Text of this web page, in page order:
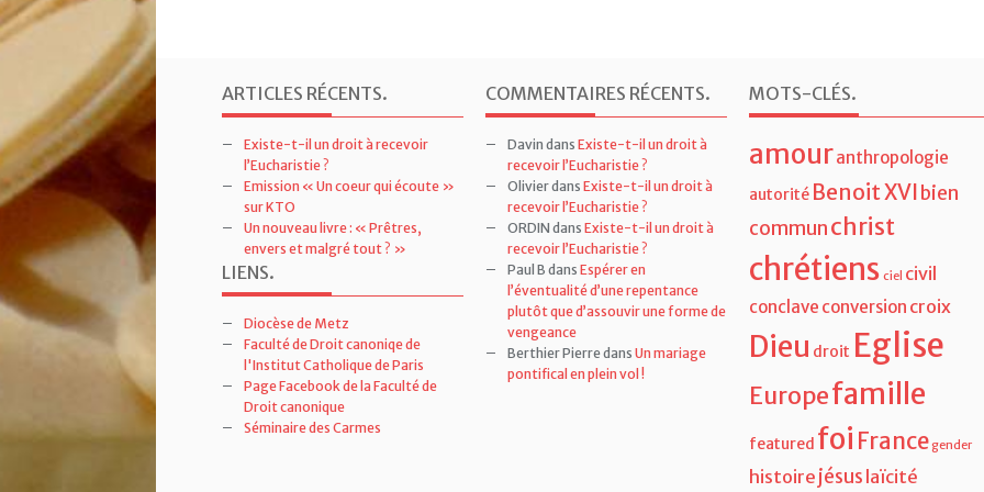
ARTICLES RÉCENTS.
Existe-t-il un droit à recevoir
l’Eucharistie ?
Emission « Un coeur qui écoute »
sur KTO
LIENS.
Diocèse de Metz
Faculté de Droit canoniqe de
l'Institut Catholique de Paris
COMMENTAIRES RÉCENTS.
DavindansExiste-t-il un droit à
recevoir l’Eucharistie ?
OlivierdansExiste-t-il un droit à
recevoir l’Eucharistie ?
ORDINdansExiste-t-il un droit à
recevoir l’Eucharistie ?
Paul Bdans
l’éventualité d’une repentance
plutôt que d’assouvir une forme de
MOTS-CLÉS.
anthropologie
autorité Benoit XVI
communchrist
chrétiens ciel civil
conversion
DieudroitEglise
Europe famille